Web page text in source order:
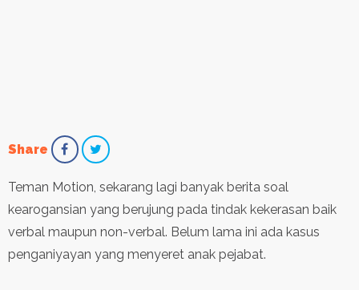
BIG
Contact
Share
Teman Motion, sekarang lagi banyak berita soal
kearogansian yang berujung pada tindak kekerasan baik
verbal maupun non-verbal. Belum lama ini ada kasus
penganiyayan yang menyeret anak pejabat.